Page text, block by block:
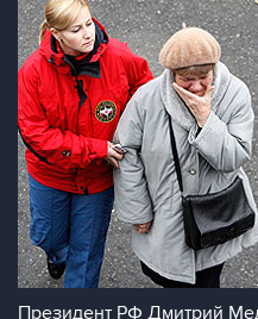
Президент РФ Дмитрий